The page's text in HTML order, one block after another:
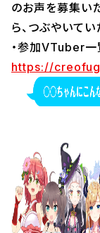
のお声を募集い
ら、つぶやいてい
・参加VTuber一
https://